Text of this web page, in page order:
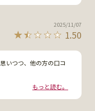
1.50
2025/11/07
いつつ、他の方の口コ
もっと読む。